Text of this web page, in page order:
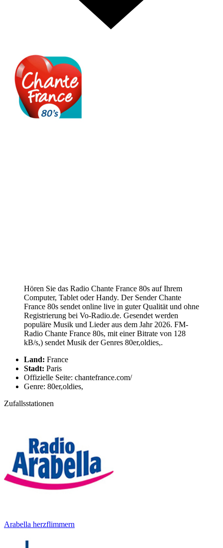
Hören Sie das Radio Chante France 80s auf Ihrem
Computer, Tablet oder Handy. Der Sender Chante
France 80s sendet online live in guter Qualität und ohne
Registrierung bei Vo-Radio.de. Gesendet werden
populäre Musik und Lieder aus dem Jahr 2026. FM-
Radio Chante France 80s, mit einer Bitrate von 128
kB/s,) sendet Musik der Genres 80er,oldies,.
Land: France
Stadt: Paris
Offizielle Seite: chantefrance.com/
Genre: 80er,oldies,
Zufallsstationen
Arabella herzflimmern